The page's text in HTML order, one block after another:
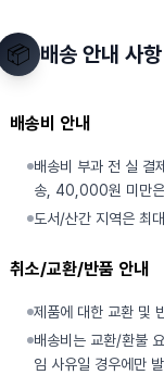
📦 배송 안내 사항
배송비 안내
배송비 부과 전 실
송, 40,000원 미만
도서/산간 지역은 최
취소/교환/반품 안내
제품에 대한 교환 및
배송비는 교환/환불
임 사유일 경우에만